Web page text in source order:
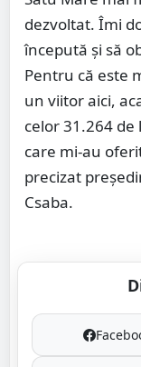
dezvoltat. Îmi
începută și să
Pentru că este
un viitor aici,
celor 31.264
care mi-au
precizat
Csaba.